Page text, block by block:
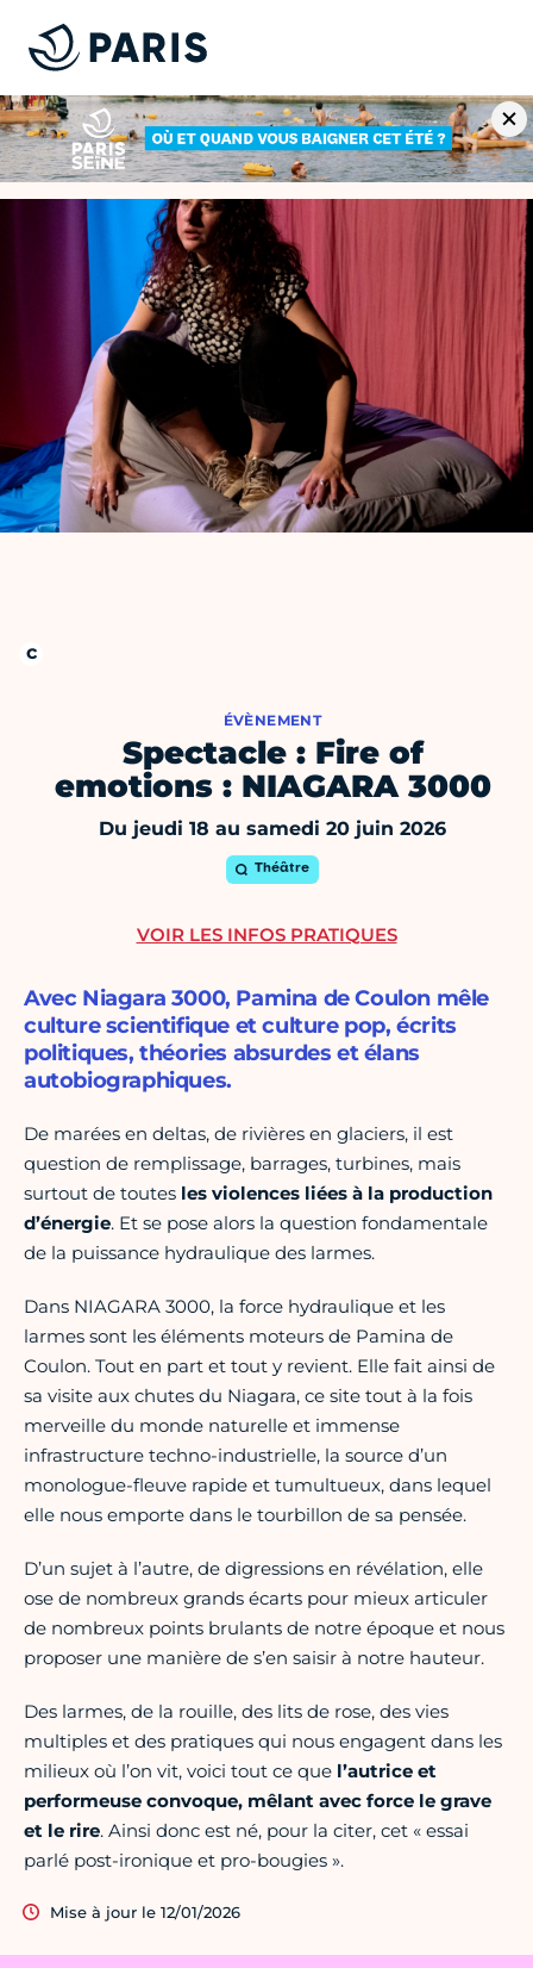
ÉVÈNEMENT
Spectacle : Fire of
emotions : NIAGARA 3000
Du jeudi 18 au samedi 20 juin 2026
Théâtre
Avec Niagara 3000, Pamina de Coulon mêle
culture scientifique et culture pop, écrits
politiques, théories absurdes et élans
autobiographiques.
De marées en deltas, de rivières en glaciers, il est
question de remplissage, barrages, turbines, mais
surtout de toutes les violences liées à la production
d’énergie. Et se pose alors la question fondamentale
de la puissance hydraulique des larmes.
Dans NIAGARA 3000, la force hydraulique et les
larmes sont les éléments moteurs de Pamina de
Coulon. Tout en part et tout y revient. Elle fait ainsi de
sa visite aux chutes du Niagara, ce site tout à la fois
merveille du monde naturelle et immense
infrastructure techno-industrielle, la source d’un
monologue-fleuve rapide et tumultueux, dans lequel
elle nous emporte dans le tourbillon de sa pensée.
D’un sujet à l’autre, de digressions en révélation, elle
ose de nombreux grands écarts pour mieux articuler
de nombreux points brulants de notre époque et nous
proposer une manière de s’en saisir à notre hauteur.
Des larmes, de la rouille, des lits de rose, des vies
multiples et des pratiques qui nous engagent dans les
milieux où l’on vit, voici tout ce que l’autrice et
performeuse convoque, mêlant avec force le grave
et le rire. Ainsi donc est né, pour la citer, cet « essai
parlé post-ironique et pro-bougies ».
Mise à jour le 12/01/2026
VOIR LES INFOS PRATIQUES